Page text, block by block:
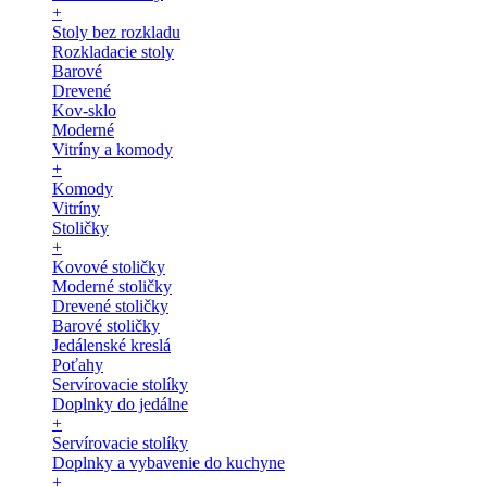
+
Stoly bez rozkladu
Rozkladacie stoly
Barové
Drevené
Kov-sklo
Moderné
Vitríny a komody
+
Komody
Vitríny
Stoličky
+
Kovové stoličky
Moderné stoličky
Drevené stoličky
Barové stoličky
Jedálenské kreslá
Poťahy
Servírovacie stolíky
Doplnky do jedálne
+
Servírovacie stolíky
Doplnky a vybavenie do kuchyne
+